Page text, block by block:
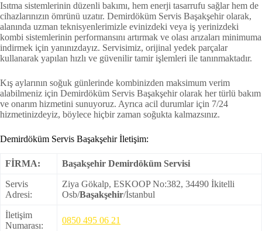
Isıtma sistemlerinin düzenli bakımı, hem enerji tasarrufu sağlar hem de
cihazlarınızın ömrünü uzatır. Demirdöküm Servis Başakşehir olarak,
alanında uzman teknisyenlerimizle evinizdeki veya iş yerinizdeki
kombi sistemlerinin performansını artırmak ve olası arızaları minimuma
indirmek için yanınızdayız. Servisimiz, orijinal yedek parçalar
kullanarak yapılan hızlı ve güvenilir tamir işlemleri ile tanınmaktadır.
Kış aylarının soğuk günlerinde kombinizden maksimum verim
alabilmeniz için Demirdöküm Servis Başakşehir olarak her türlü bakım
ve onarım hizmetini sunuyoruz. Ayrıca acil durumlar için 7/24
hizmetinizdeyiz, böylece hiçbir zaman soğukta kalmazsınız.
Demirdöküm Servis Başakşehir İletişim:
FİRMA: Başakşehir Demirdöküm Servisi
Servis
Adresi:
Ziya Gökalp, ESKOOP No:382, 34490 İkitelli
Osb/Başakşehir/İstanbul
İletişim
Numarası:
0850 495 06 21